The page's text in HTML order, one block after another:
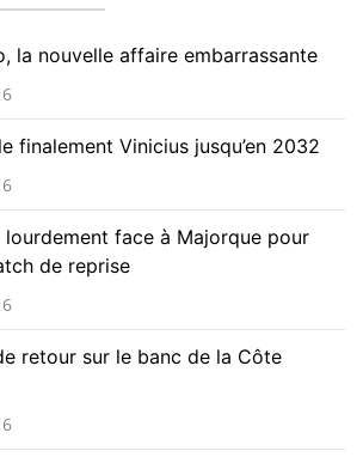
la nouvelle affaire embarrassante
finalement Vinicius jusqu’en 2032
lourdement face à Majorque pour
de reprise
retour sur le banc de la Côte